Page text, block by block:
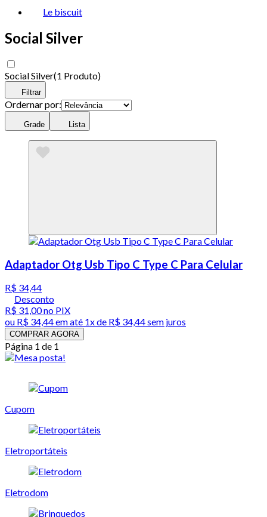
Le biscuit
Social Silver
Social Silver(1 Produto)
Filtrar
Ordernar por:
Grade Lista
Adaptador Otg Usb Tipo C Type C Para Celular
R$ 34,44
Desconto
R$ 31,00no PIX
ou R$ 34,44em até 1x de R$ 34,44sem juros
COMPRAR AGORA
Página 1 de 1
Cupom
Eletroportáteis
Eletrodom